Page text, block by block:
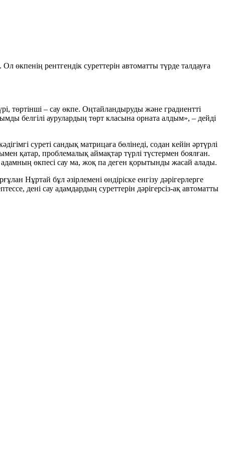
рентгендік суреттерін автоматты түрде талдауға
төртінші – сау өкпе. Оңтайландыруды және градиентті
белгілі аурулардың төрт класына орната алдым», – дейді
суреті сандық матрицаға бөлінеді, содан кейін әртүрлі
қатар, проблемалық аймақтар түрлі түстермен боялған.
адамның өкпесі сау ма, жоқ па деген қорытынды жасай алады.
Нұртай бұл әзірлемені өндіріске енгізу дәрігерлерге
дені сау адамдардың суреттерін дәрігерсіз-ақ автоматты